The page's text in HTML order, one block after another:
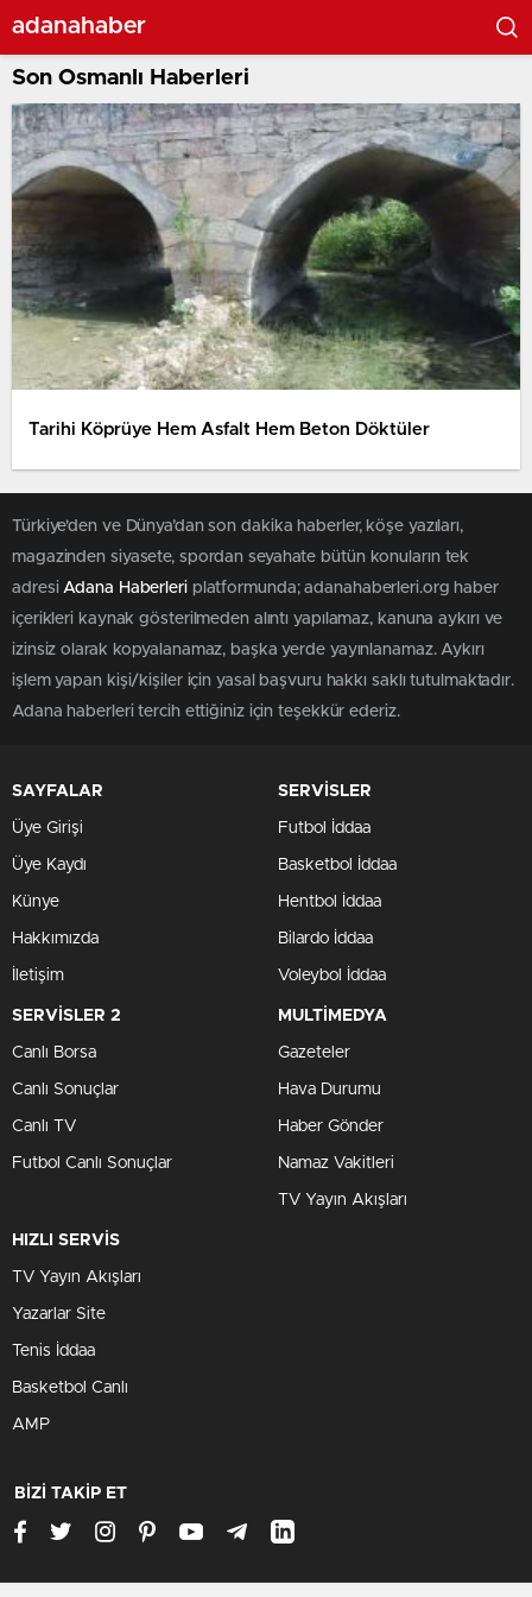
adanahaber
Son Osmanlı Haberleri
Tarihi Köprüye Hem Asfalt Hem Beton Döktüler
Türkiye'den ve Dünya’dan son dakika haberler, köşe yazıları,
magazinden siyasete, spordan seyahate bütün konuların tek
adresiAdana Haberleriplatformunda; adanahaberleri.org haber
içerikleri kaynak gösterilmeden alıntı yapılamaz, kanuna aykırı ve
izinsiz olarak kopyalanamaz, başka yerde yayınlanamaz. Aykırı
işlem yapan kişi/kişiler için yasal başvuru hakkı saklı tutulmaktadır.
Adana haberleri tercih ettiğiniz için teşekkür ederiz.
SAYFALAR
Üye Girişi
Üye Kaydı
Künye
Hakkımızda
İletişim
SERVİSLER
Futbol İddaa
Basketbol İddaa
Hentbol İddaa
Bilardo İddaa
Voleybol İddaa
SERVİSLER 2
Canlı Borsa
Canlı Sonuçlar
Canlı TV
Futbol Canlı Sonuçlar
MULTİMEDYA
Gazeteler
Hava Durumu
Haber Gönder
Namaz Vakitleri
TV Yayın Akışları
HIZLI SERVİS
TV Yayın Akışları
Yazarlar Site
Tenis İddaa
Basketbol Canlı
AMP
BİZİ TAKİP ET